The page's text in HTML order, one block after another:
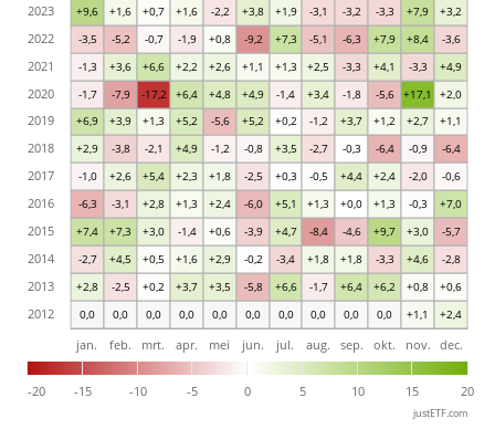
0,0 0,0 0,0 0,0 0,0 0,0 0,0 0,0 0,0 0,0 +1,1 +2,4
+2,8 -2,5 +0,2 +3,7 +3,5 -5,8 +6,6 -1,7 +6,4 +6,2 +0,8 +0,6
-2,7 +4,5 +0,5 +1,6 +2,9 -0,2 -3,4 +1,8 +1,8 -3,3 +4,6 -2,8
+7,4 +7,3 +3,0 -1,4 +0,6 -3,9 +4,7 -8,4 -4,6 +9,7 +3,0 -5,7
-6,3 -3,1 +2,8 +1,3 +2,4 -6,0 +5,1 +1,3 +0,0 +1,3 -0,3 +7,0
-1,0 +2,6 +5,4 +2,3 +1,8 -2,5 +0,3 -0,5 +4,4 +2,4 -2,0 -0,6
+2,9 -3,8 -2,1 +4,9 -1,2 -0,8 +3,5 -2,7 -0,3 -6,4 -0,9 -6,4
+6,9 +3,9 +1,3 +5,2 -5,6 +5,2 +0,2 -1,2 +3,7 +1,2 +2,7 +1,1
-1,7 -7,9 -17,2 +6,4 +4,8 +4,9 -1,4 +3,4 -1,8 -5,6 +17,1 +2,0
-1,3 +3,6 +6,6 +2,2 +2,6 +1,1 +1,3 +2,5 -3,3 +4,1 -3,3 +4,9
-3,5 -5,2 -0,7 -1,9 +0,8 -9,2 +7,3 -5,1 -6,3 +7,9 +8,4 -3,6
+9,6 +1,6 +0,7 +1,6 -2,2 +3,8 +1,9 -3,1 -3,2 -3,3 +7,9 +3,2
-20 -15 -10 -5 0 5 10 15 20
jan. feb. mrt. apr. mei jun. jul. aug. sep. okt. nov. dec.
2012
2013
2014
2015
2016
2017
2018
2019
2020
2021
2022
2023
justETF.com